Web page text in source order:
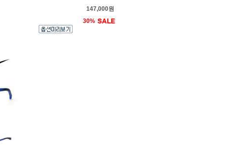
147,000원
30%